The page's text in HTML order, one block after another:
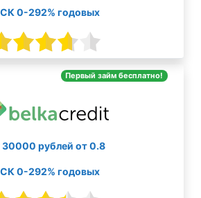
0-292% годовых
Первый займ бесплатно!
рублей от 0.8
0-292% годовых